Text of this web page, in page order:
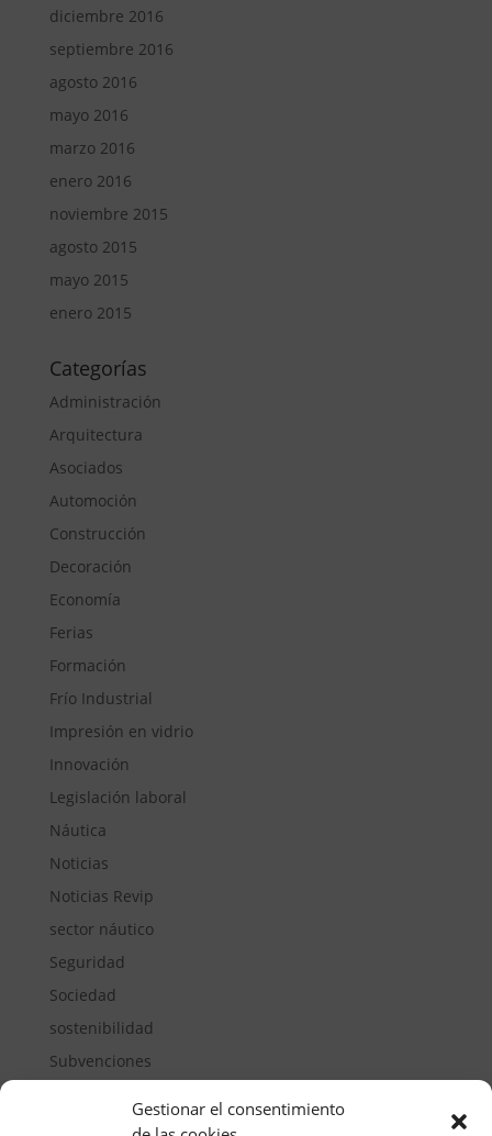
Gestionar el consentimiento
diciembre 2016
septiembre 2016
agosto 2016
mayo 2016
marzo 2016
enero 2016
noviembre 2015
agosto 2015
mayo 2015
enero 2015
Categorías
Administración
Arquitectura
Asociados
Automoción
Construcción
Decoración
Economía
Ferias
Formación
Frío Industrial
Impresión en vidrio
Innovación
Legislación laboral
Náutica
Noticias
Noticias Revip
sector náutico
Seguridad
Sociedad
sostenibilidad
Subvenciones